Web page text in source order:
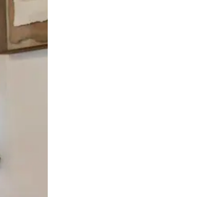
y deslizando la pantalla.